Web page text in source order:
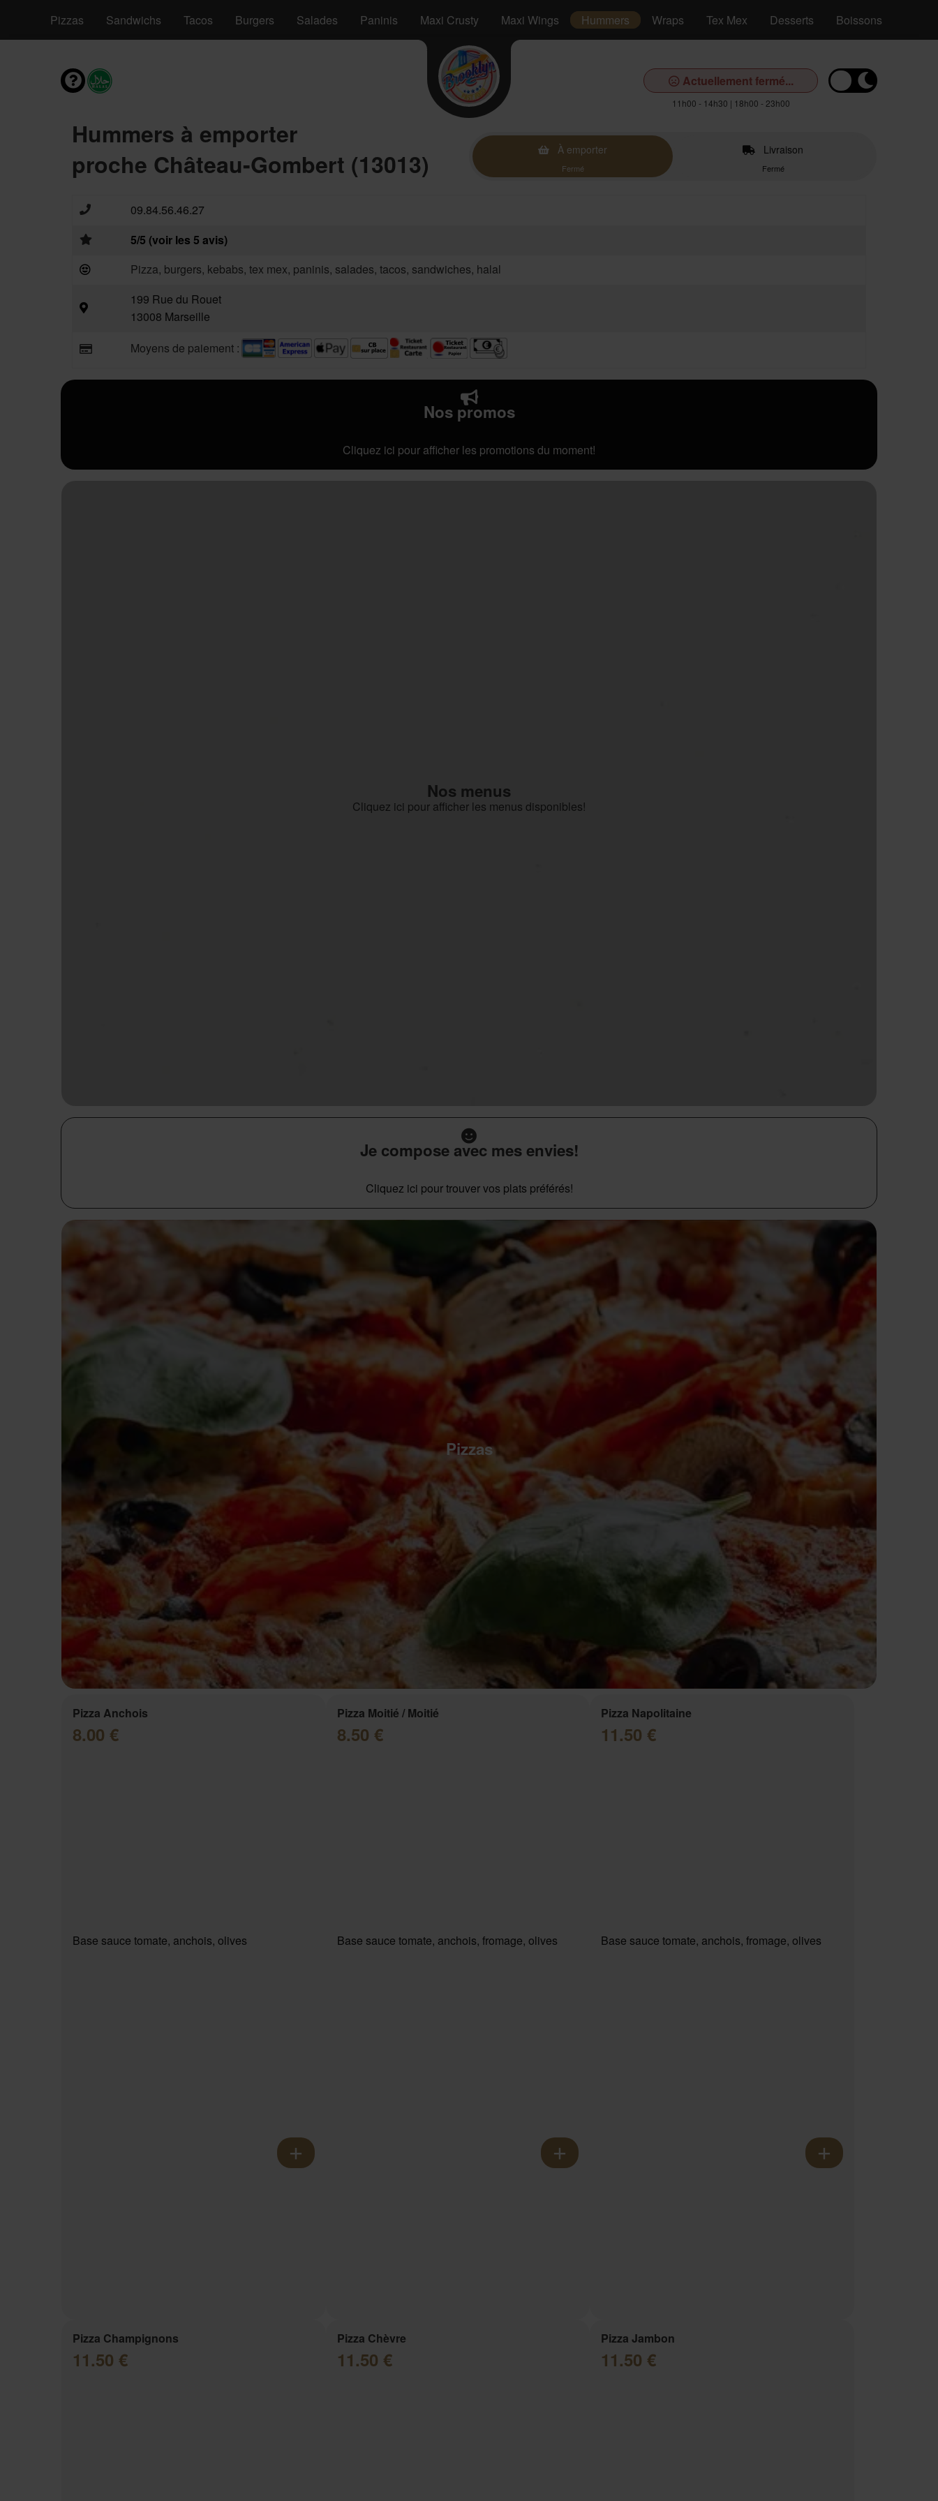
Pizzas Sandwichs Tacos Burgers Salades Paninis Maxi Crusty Maxi Wings Hummers Wraps Tex Mex Desserts Boissons
Actuellement fermé...
11h00 - 14h30 | 18h00 - 23h00
Hummers à emporter
proche Château-Gombert (13013)
À emporter
Fermé
Livraison
Fermé
09.84.56.46.27
5/5 (voir les 5 avis)
Pizza, burgers, kebabs, tex mex, paninis, salades, tacos, sandwiches, halal
199 Rue du Rouet
13008 Marseille
Moyens de paiement :
Nos promos
Cliquez ici pour afficher les promotions du moment!
Nos menus
Cliquez ici pour afficher les menus disponibles!
Je compose avec mes envies!
Cliquez ici pour trouver vos plats préférés!
Pizzas
Pizza Anchois
8.00 €
Base sauce tomate, anchois, olives
Pizza Moitié / Moitié
8.50 €
Base sauce tomate, anchois, fromage, olives
Pizza Napolitaine
11.50 €
Base sauce tomate, anchois, fromage, olives
Pizza Champignons
11.50 €
Pizza Chèvre
11.50 €
Pizza Jambon
11.50 €